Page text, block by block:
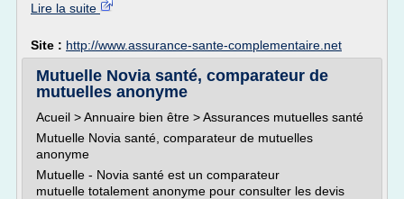
Lire la suite
Site : http://www.assurance-sante-complementaire.net
Mutuelle Novia santé, comparateur de
mutuelles anonyme
Acueil > Annuaire bien être > Assurances mutuelles santé
Mutuelle Novia santé, comparateur de mutuelles
anonyme
Mutuelle - Novia santé est un comparateur
mutuelle totalement anonyme pour consulter les devis